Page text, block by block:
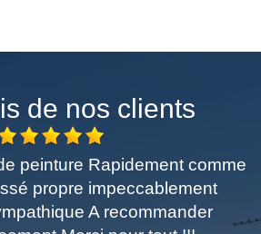
de nos clients
peinture Rapidement comme
propre impeccablement
A recommander